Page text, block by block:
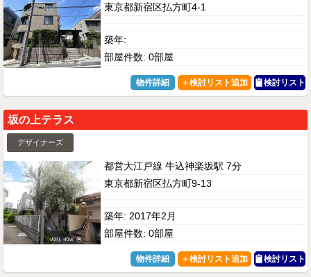
東京都新宿区払方町4-1
築年:
部屋件数: 0部屋
物件詳細 検討リスト
坂の上テラス
デザイナーズ
都営大江戸線 牛込神楽坂駅 7分
東京都新宿区払方町9-13
築年: 2017年2月
部屋件数: 0部屋
物件詳細 検討リスト